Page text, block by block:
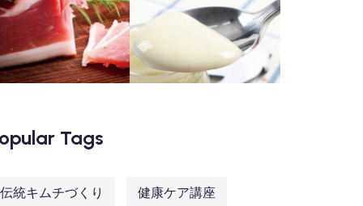
Tags
伝統キムチづくり 健康ケア講座